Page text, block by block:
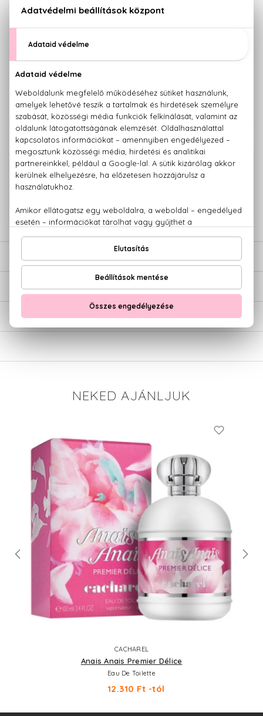
KISZERELÉS KIVÁLASZTÁSA
30 ml
50 ml
14.060 Ft
KAPCSOLÓDÓ TERMÉKEK
100% eredeti termékek,14 napos visszaküldési garanciával
779 1926
ÉRTÉKELÉSEK (0)
SZÁLLÍTÁS
NEKED AJÁNLJUK
CACHAREL
Anais Anais Premier Délice
Eau De Toilette
12.310 Ft -tól